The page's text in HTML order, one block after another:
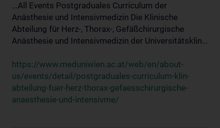
...All Events Postgraduales Curriculum der
Anästhesie und Intensivmedizin Die Klinische
Abteilung für Herz-, Thorax-, Gefäßchirurgische
Anästhesie und Intensivmedizin der Universitätsklin...
https://www.meduniwien.ac.at/web/en/about-
us/events/detail/postgraduales-curriculum-klin-
abteilung-fuer-herz-thorax-gefaesschirurgische-
anaesthesie-und-intensivme/